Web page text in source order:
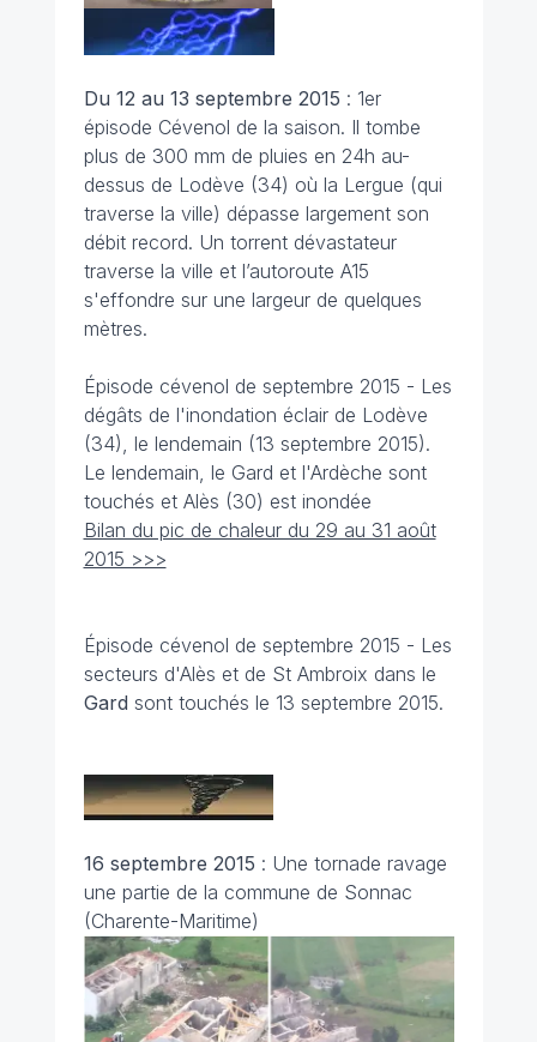
Du 12 au 13 septembre 2015 : 1er
épisode Cévenol de la saison. Il tombe
plus de 300 mm de pluies en 24h au-
dessus de Lodève (34) où la Lergue (qui
traverse la ville) dépasse largement son
débit record. Un torrent dévastateur
traverse la ville et l’autoroute A15
s'effondre sur une largeur de quelques
mètres.
Épisode cévenol de septembre 2015 - Les
dégâts de l'inondation éclair de Lodève
(34), le lendemain (13 septembre 2015).
Le lendemain, le Gard et l'Ardèche sont
touchés et Alès (30) est inondée
Bilan du pic de chaleur du 29 au 31 août
2015 >>>
Épisode cévenol de septembre 2015 - Les
secteurs d'Alès et de St Ambroix dans le
Gard sont touchés le 13 septembre 2015.
16 septembre 2015 : Une tornade ravage
une partie de la commune de Sonnac
(Charente-Maritime)